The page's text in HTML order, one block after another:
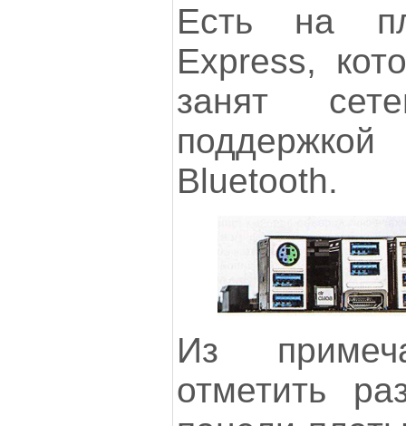
Есть на
Express,
занят
Bluetooth.
Из
отметить